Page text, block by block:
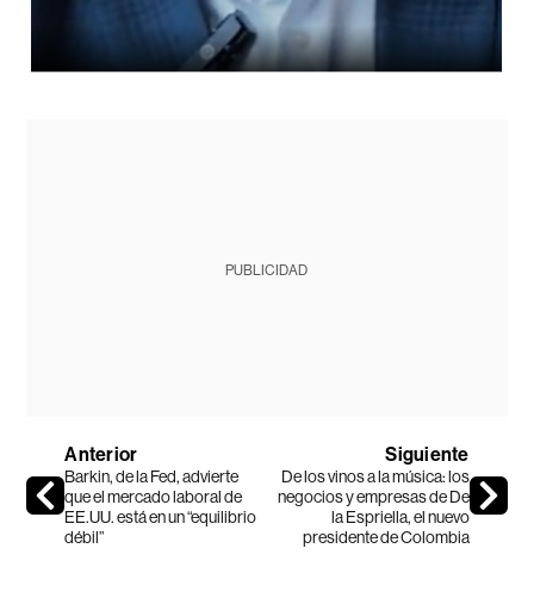
PUBLICIDAD
Anterior
Barkin, de la Fed, advierte
que el mercado laboral de
EE.UU. está en un “equilibrio
débil”
Siguiente
De los vinos a la música: los
negocios y empresas de De
la Espriella, el nuevo
presidente de Colombia